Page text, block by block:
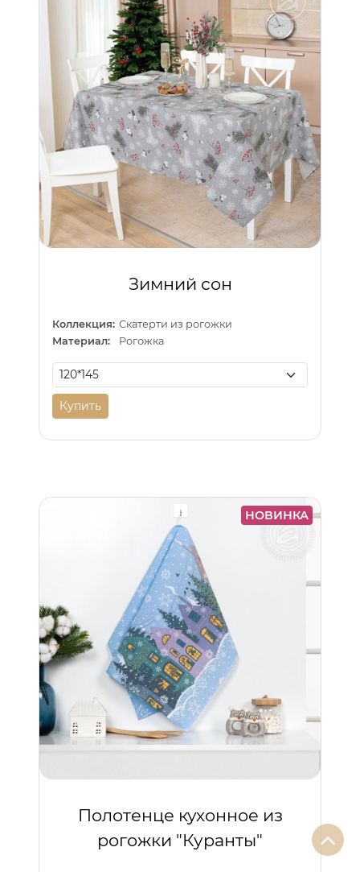
Зимний сон
Коллекция: Скатерти из рогожки
Материал:
Рогожка
Купить
НОВИНКА
Полотенце кухонное из
рогожки "Куранты"